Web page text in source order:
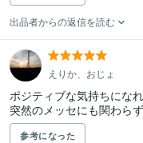
出品者からの返信を読む
えりか、おじょ
ポジティブな気持ちになれ
突然のメッセにも関わら
参考になった